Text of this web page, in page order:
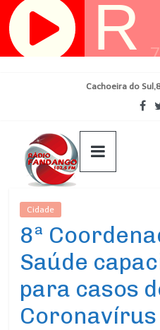
Pular
para
Cachoeira do
Cidade
8ª
Saúde
para casos
Coronavírus